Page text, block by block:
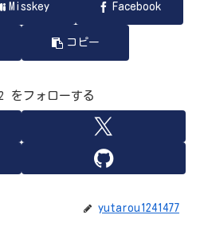
Misskey Facebook
コピー
をフォローする
yutarou1241477